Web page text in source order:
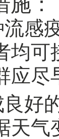
流感
均可
应尽
良好
天